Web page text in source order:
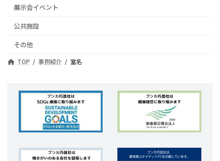
展示会イベント
公共施設
その他
TOP 事例紹介 室名